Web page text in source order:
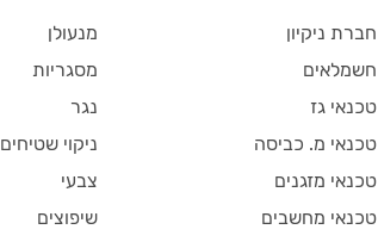
חברת ניקיון
חשמלאים
טכנאי גז
טכנאי מ. כביסה
טכנאי מזגנים
טכנאי מחשבים
מנעולן
מסגריות
נגר
ניקוי שטיחים
צבעי
שיפוצים